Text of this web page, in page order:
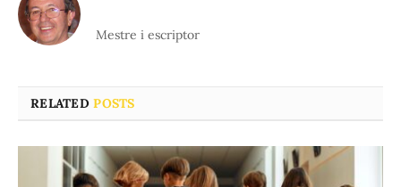
Mestre i escriptor
RELATEDPOSTS